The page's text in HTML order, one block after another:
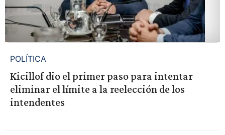
POLÍTICA
Kicillof dio el primer paso para intentar
eliminar el límite a la reelección de los
intendentes